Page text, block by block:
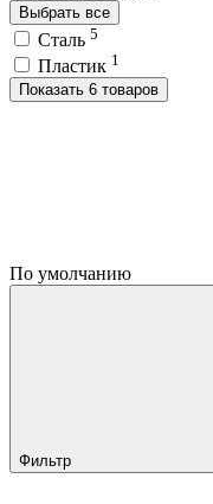
Выбрать все
Сталь 5
Пластик 1
Показать 6 товаров
По умолчанию
Фильтр